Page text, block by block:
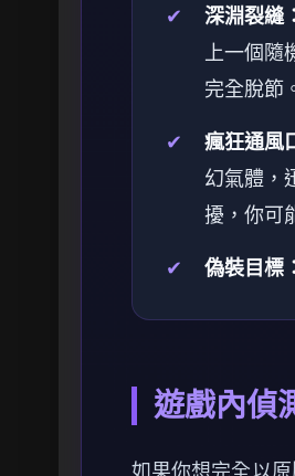
✔
深淵裂縫：
上一個
完全脫節
✔
瘋狂通風
幻氣體，
擾，你可
✔
偽裝目標：
遊戲內偵
如果你想完全以